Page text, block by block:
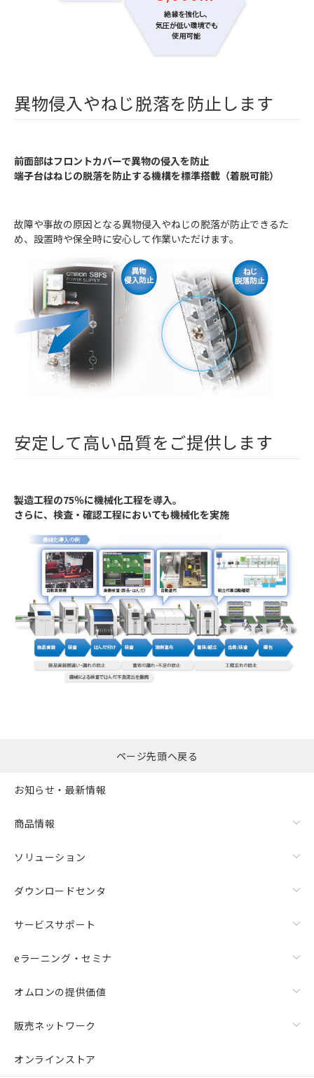
異物侵入やねじ脱落を防止します
前面部はフロントカバーで異物の侵入を防止
端子台はねじの脱落を防止する機構を標準搭載（着脱可能）
故障や事故の原因となる異物侵入やねじの脱落が防止できるた
め、設置時や保全時に安心して作業いただけます。
安定して高い品質をご提供します
製造工程の75％に機械化工程を導入。
さらに、検査・確認工程においても機械化を実施
ページ先頭へ戻る
お知らせ・最新情報
商品情報
ソリューション
ダウンロードセンタ
サービスサポート
eラーニング・セミナ
オムロンの提供価値
販売ネットワーク
オンラインストア